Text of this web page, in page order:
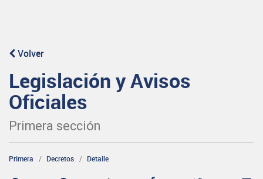
Volver
Legislación y Avisos
Oficiales
Primera sección
Primera Decretos Detalle